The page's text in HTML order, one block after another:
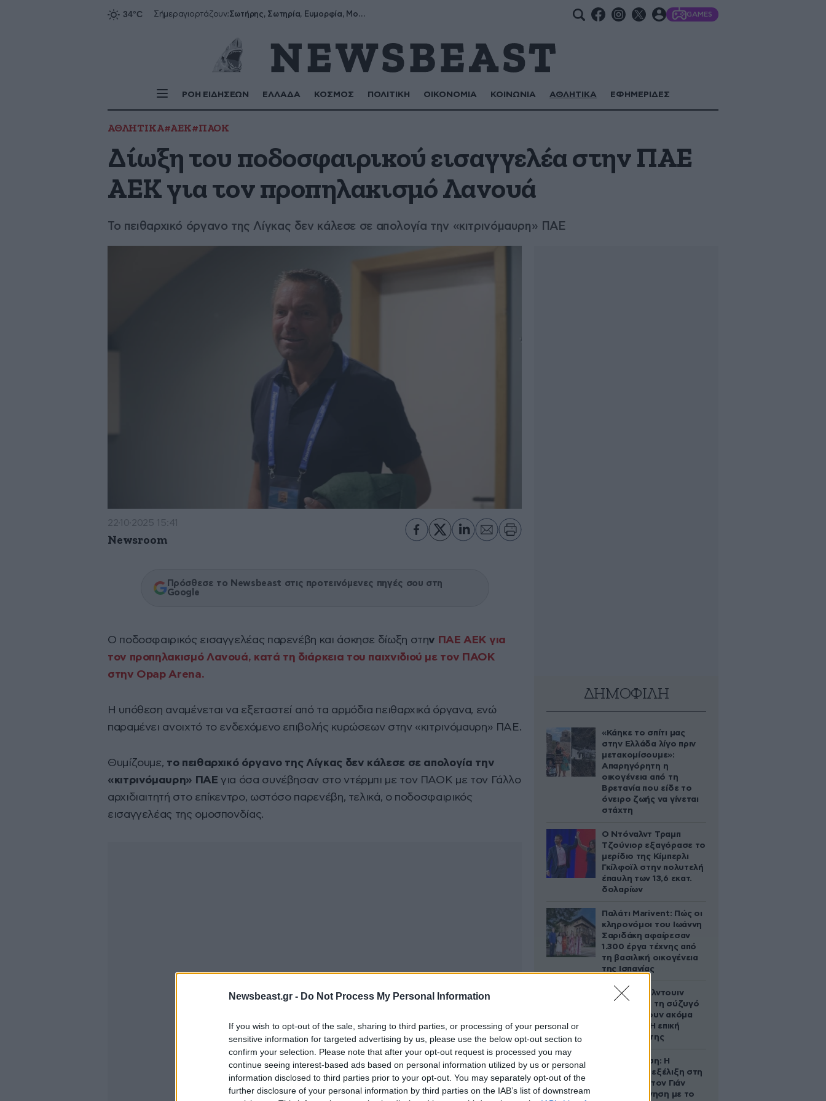
Newsbeast.gr - Do Not Process My Personal Information
If you wish to opt-out of the sale, sharing to third parties, or processing of your personal or
sensitive information for targeted advertising by us, please use the below opt-out section to
confirm your selection. Please note that after your opt-out request is processed you may
continue seeing interest-based ads based on personal information utilized by us or personal
information disclosed to third parties prior to your opt-out. You may separately opt-out of the
further disclosure of your personal information by third parties on the IAB’s list of downstream
Σήμεραγιορτάζουν: Σωτήρης, Σωτηρία, Ευμορφία, Μορφούλα GAMES
ΡΟΗ ΕΙΔΗΣΕΩΝ ΕΛΛΑΔΑ ΚΟΣΜΟΣ ΠΟΛΙΤΙΚΗ ΟΙΚΟΝΟΜΙΑ ΚΟΙΝΩΝΙΑ ΑΘΛΗΤΙΚΑ ΕΦΗΜΕΡΙΔΕΣ
ΑΘΛΗΤΙΚΑ#ΑΕΚ#ΠΑΟΚ
Δίωξη του ποδοσφαιρικού εισαγγελέα στην ΠΑΕ
ΑΕΚ για τον προπηλακισμό Λανουά
Το πειθαρχικό όργανο της Λίγκας δεν κάλεσε σε απολογία την «κιτρινόμαυρη» ΠΑΕ
22·10·2025 15:41
Newsroom
Πρόσθεσε το Newsbeast στις προτεινόμενες πηγές σου στη
Google
Ο ποδοσφαιρικός εισαγγελέας παρενέβη και άσκησε δίωξη στην ΠΑΕ ΑΕΚ για
τον προπηλακισμό Λανουά, κατά τη διάρκεια του παιχνιδιού με τον ΠΑΟΚ
στην Opap Arena.
Η υπόθεση αναμένεται να εξεταστεί από τα αρμόδια πειθαρχικά όργανα, ενώ
παραμένει ανοιχτό το ενδεχόμενο επιβολής κυρώσεων στην «κιτρινόμαυρη» ΠΑΕ.
Θυμίζουμε, το πειθαρχικό όργανο της Λίγκας δεν κάλεσε σε απολογία την
«κιτρινόμαυρη» ΠΑΕ για όσα συνέβησαν στο ντέρμπι με τον ΠΑΟΚ με τον Γάλλο
αρχιδιαιτητή στο επίκεντρο, ωστόσο παρενέβη, τελικά, ο ποδοσφαιρικός
εισαγγελέας της ομοσπονδίας.
ΔΗΜΟΦΙΛΗ
«Κάηκε το σπίτι μας
στην Ελλάδα λίγο πριν
μετακομίσουμε»:
Απαρηγόρητη η
οικογένεια από τη
Βρετανία που είδε το
όνειρο ζωής να γίνεται
στάχτη
Ο Ντόναλντ Τραμπ
Τζούνιορ εξαγόρασε το
μερίδιο της Κίμπερλι
Γκίλφοϊλ στην πολυτελή
έπαυλη των 13,6 εκατ.
δολαρίων
Παλάτι Marivent: Πώς οι
κληρονόμοι του Ιωάννη
Σαριδάκη αφαίρεσαν
1.300 έργα τέχνης από
τη βασιλική οικογένεια
της Ισπανίας
Ο Άλεκ Μπάλντουιν
ζήτησε από τη σύζυγό
του να κάνουν ακόμα
ένα παιδί – Η επική
αντίδρασή της
Αθηνά Ωνάση: Η
απρόσμενη εξέλιξη στη
διαμάχη με τον Γιάν
Τοπς – Η κίνηση με το